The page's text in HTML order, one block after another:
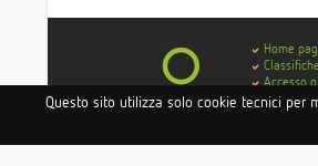
Questo sito utilizza solo cookie tecnici per
Home
Accesso
Accesso
Accesso